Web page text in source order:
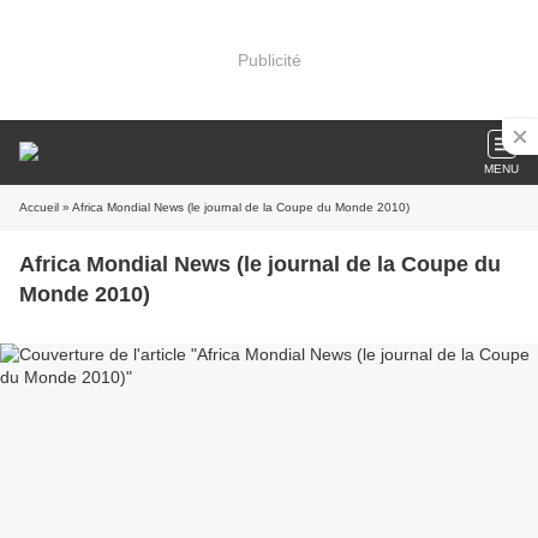
Publicité
MENU
Accueil » Africa Mondial News (le journal de la Coupe du Monde 2010)
Africa Mondial News (le journal de la Coupe du
Monde 2010)